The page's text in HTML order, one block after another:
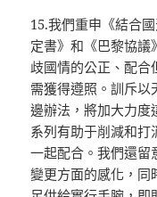
15.我們重申《結合
定書》和《巴黎協
歧國情的公正、配合
需獲得遵照。訓斥
邊辦法，將加大力度
系列有助于削減和打
一起配合。我們還留
變更方面的感化，同